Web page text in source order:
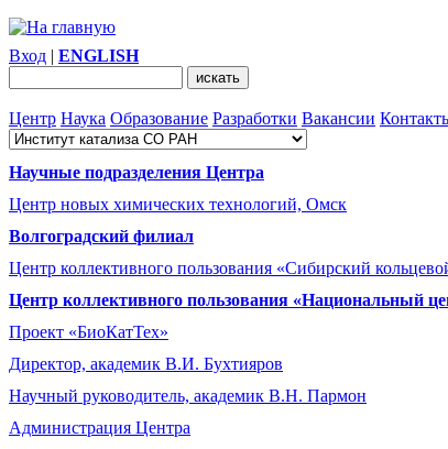
Вход | ENGLISH
Центр Наука Образование Разработки Вакансии
Научные подразделения Центра
Центр новых химических технологий, Омск
Волгоградский филиал
Центр коллективного пользования «Сибирский
Центр коллективного пользования «Национальный
Проект «БиоКатТех»
Директор, академик В.И. Бухтияров
Научный руководитель, академик В.Н. Пармон
Администрация Центра